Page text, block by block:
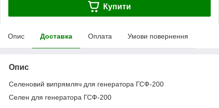
Купити
Опис Доставка Оплата Умови повернення
Опис
Селеновий випрямляч для генератора ГСФ-200
Селен для генератора ГСФ-200